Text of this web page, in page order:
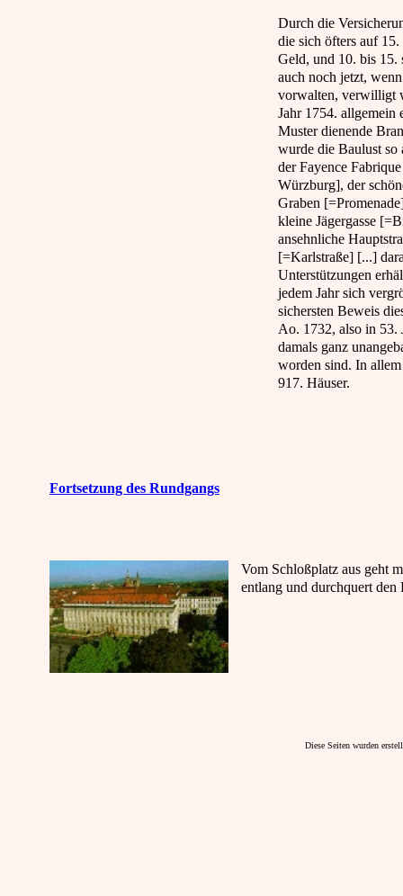
Durch die
die sich öfters auf
Geld, und 10. bis 15.
auch noch jetzt,
vorwalten, verwilligt
Jahr 1754. allgemein
Muster dienende
wurde die Baulust so
der Fayence
Würzburg], der
Graben
kleine Jägergasse
ansehnliche
[=Karlstraße] [...]
Unterstützungen
jedem Jahr sich
sichersten Beweis
Ao. 1732, also in 53.
damals ganz
worden sind. In
917. Häuser.
Fortsetzung des Rundgangs
Vom Schloßplatz aus geht
entlang und durchquert
Diese Seiten wurden